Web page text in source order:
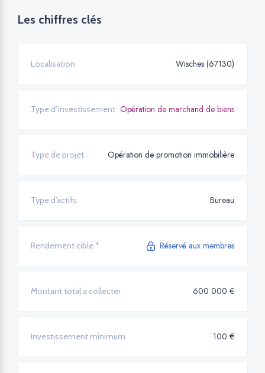
Les chiffres clés
Localisation Wisches (67130)
Type d’investissement Opération de marchand de biens
Type de projet Opération de promotion immobilière
Type d’actifs Bureau
Rendement cible * Réservé aux membres
Montant total a collecter 600 000 €
Investissement minimum 100 €